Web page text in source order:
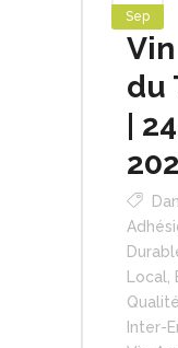
Sep
du
|
Local
Inter-